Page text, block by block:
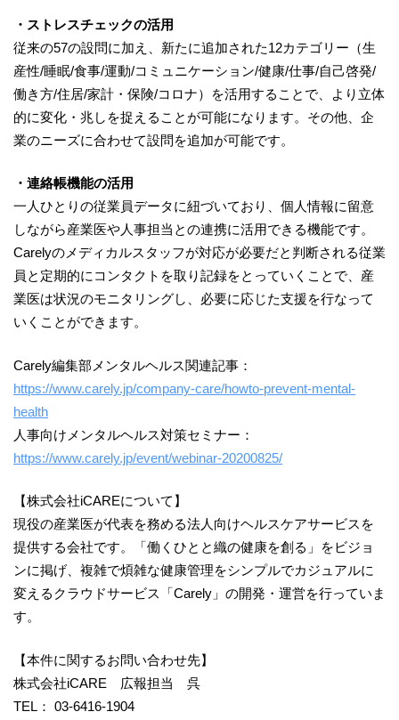
・ストレスチェックの活用
従来の57の設問に加え、新たに追加された12カテゴリー（生
産性/睡眠/食事/運動/コミュニケーション/健康/仕事/自己啓発/
働き方/住居/家計・保険/コロナ）を活用することで、より立体
的に変化・兆しを捉えることが可能になります。その他、企
業のニーズに合わせて設問を追加が可能です。
・連絡帳機能の活用
一人ひとりの従業員データに紐づいており、個人情報に留意
しながら産業医や人事担当との連携に活用できる機能です。
Carelyのメディカルスタッフが対応が必要だと判断される従業
員と定期的にコンタクトを取り記録をとっていくことで、産
業医は状況のモニタリングし、必要に応じた支援を行なって
いくことができます。
Carely編集部メンタルヘルス関連記事：
https://www.carely.jp/company-care/howto-prevent-mental-
health
人事向けメンタルヘルス対策セミナー：
https://www.carely.jp/event/webinar-20200825/
【株式会社iCAREについて】
現役の産業医が代表を務める法人向けヘルスケアサービスを
提供する会社です。「働くひとと織の健康を創る」をビジョ
ンに掲げ、複雑で煩雑な健康管理をシンプルでカジュアルに
変えるクラウドサービス「Carely」の開発・運営を行っていま
す。
【本件に関するお問い合わせ先】
株式会社iCARE 広報担当 呉
TEL： 03-6416-1904